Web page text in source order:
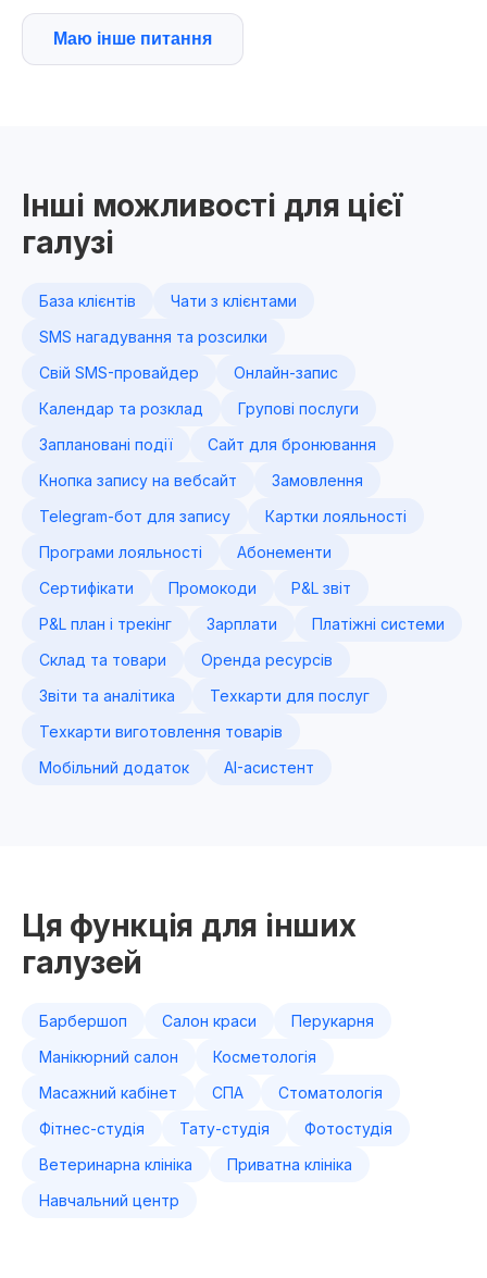
Маю інше питання
Інші можливості для цієї
галузі
База клієнтів
Чати з клієнтами
SMS нагадування та розсилки
Свій SMS-провайдер
Онлайн-запис
Календар та розклад
Групові послуги
Заплановані події
Сайт для бронювання
Кнопка запису на вебсайт
Замовлення
Telegram-бот для запису
Картки лояльності
Програми лояльності
Абонементи
Сертифікати
Промокоди
P&L звіт
P&L план і трекінг
Зарплати
Платіжні системи
Склад та товари
Оренда ресурсів
Звіти та аналітика
Техкарти для послуг
Техкарти виготовлення товарів
Мобільний додаток
AI-асистент
Ця функція для інших
галузей
Барбершоп Салон краси
Перукарня
Манікюрний салон
Косметологія
Масажний кабінет
СПА
Стоматологія
Фітнес-студія
Тату-студія
Фотостудія
Ветеринарна клініка
Приватна клініка
Навчальний центр